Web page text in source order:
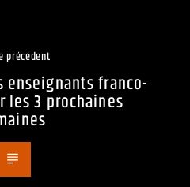
précédent
enseignants franco-
les 3 prochaines